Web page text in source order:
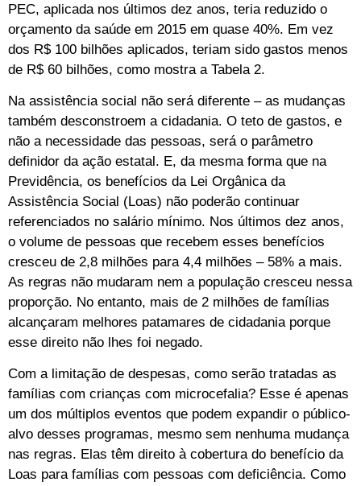
PEC, aplicada nos últimos dez anos, teria reduzido o
orçamento da saúde em 2015 em quase 40%. Em vez
dos R$ 100 bilhões aplicados, teriam sido gastos menos
de R$ 60 bilhões, como mostra a Tabela 2.
Na assistência social não será diferente – as mudanças
também desconstroem a cidadania. O teto de gastos, e
não a necessidade das pessoas, será o parâmetro
definidor da ação estatal. E, da mesma forma que na
Previdência, os benefícios da Lei Orgânica da
Assistência Social (Loas) não poderão continuar
referenciados no salário mínimo. Nos últimos dez anos,
o volume de pessoas que recebem esses benefícios
cresceu de 2,8 milhões para 4,4 milhões – 58% a mais.
As regras não mudaram nem a população cresceu nessa
proporção. No entanto, mais de 2 milhões de famílias
alcançaram melhores patamares de cidadania porque
esse direito não lhes foi negado.
Com a limitação de despesas, como serão tratadas as
famílias com crianças com microcefalia? Esse é apenas
um dos múltiplos eventos que podem expandir o público-
alvo desses programas, mesmo sem nenhuma mudança
nas regras. Elas têm direito à cobertura do benefício da
Loas para famílias com pessoas com deficiência. Como